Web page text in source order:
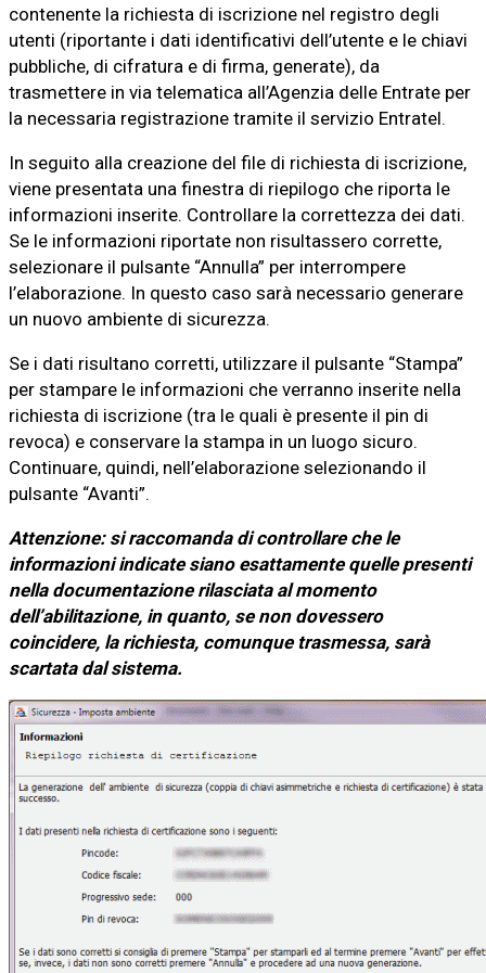
contenente la richiesta di iscrizione nel registro degli
utenti (riportante i dati identificativi dell’utente e le chiavi
pubbliche, di cifratura e di firma, generate), da
trasmettere in via telematica all’Agenzia delle Entrate per
la necessaria registrazione tramite il servizio Entratel.
In seguito alla creazione del file di richiesta di iscrizione,
viene presentata una finestra di riepilogo che riporta le
informazioni inserite. Controllare la correttezza dei dati.
Se le informazioni riportate non risultassero corrette,
selezionare il pulsante “Annulla” per interrompere
l’elaborazione. In questo caso sarà necessario generare
un nuovo ambiente di sicurezza.
Se i dati risultano corretti, utilizzare il pulsante “Stampa”
per stampare le informazioni che verranno inserite nella
richiesta di iscrizione (tra le quali è presente il pin di
revoca) e conservare la stampa in un luogo sicuro.
Continuare, quindi, nell’elaborazione selezionando il
pulsante “Avanti”.
Attenzione: si raccomanda di controllare che le
informazioni indicate siano esattamente quelle presenti
nella documentazione rilasciata al momento
dell’abilitazione, in quanto, se non dovessero
coincidere, la richiesta, comunque trasmessa, sarà
scartata dal sistema.